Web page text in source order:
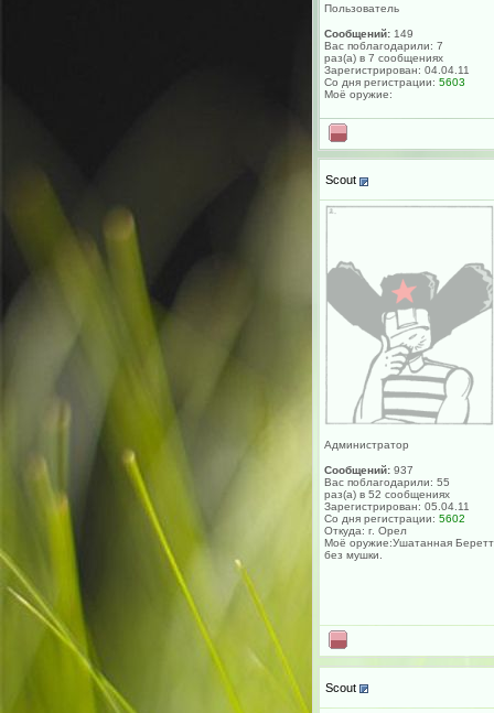
Пользователь
Сообщений: 149
Вас поблагодарили: 7
раз(а) в 7 сообщениях
Зарегистрирован: 04.04.11
Со дня регистрации: 5603
Моё оружие:
Scout
Администратор
Сообщений: 937
Вас поблагодарили: 55
раз(а) в 52 сообщениях
Зарегистрирован: 05.04.11
Со дня регистрации: 5602
Откуда: г. Орел
Моё оружие:Ушатанная
без мушки.
Scout